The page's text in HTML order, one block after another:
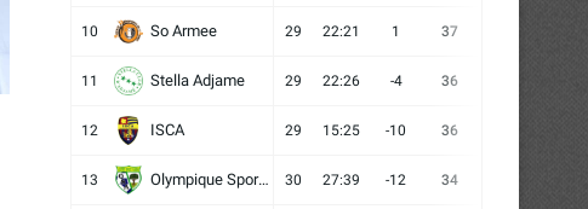
10 So Armee 29 22:21 1 37
11 Stella Adjame 29 22:26 -4 36
12 ISCA 29 15:25 -10 36
13 Olympique Sport d'Abobo FC 30 27:39 -12 34